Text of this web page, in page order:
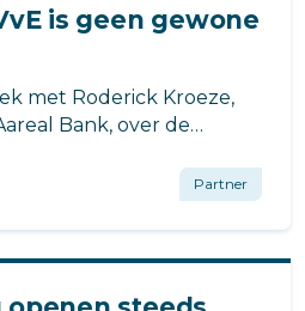
is geen gewone
met Roderick Kroeze,
Bank, over de
liggen.
Partner